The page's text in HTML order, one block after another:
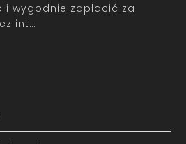
i wygodnie zapłacić za
int…